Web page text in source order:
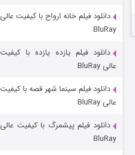
خاندان اژدها فصل ۳
دانلود فیلم خانه ارواح با کیفیت عالی
BluRay
دانلود فیلم یازده یازده با کیفیت
عالی BluRay
دانلود فیلم سینما شهر قصه با کیفیت
عالی BluRay
دانلود فیلم پیشمرگ با کیفیت عالی
BluRay